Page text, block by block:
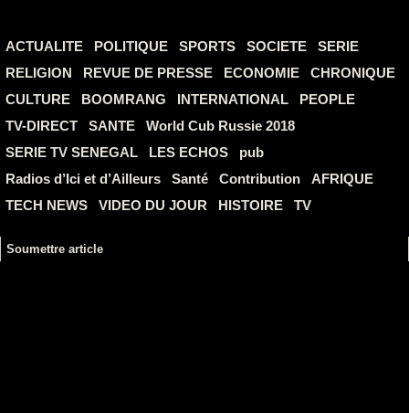
ACTUALITE POLITIQUE SPORTS SOCIETE
SERIE
RELIGION
REVUE DE PRESSE ECONOMIE
CHRONIQUE
CULTURE
BOOMRANG INTERNATIONAL
PEOPLE
TV-DIRECT
SANTE
World Cub Russie 2018
SERIE TV SENEGAL
LES ECHOS
pub
Radios d’Ici et d’Ailleurs
Santé Contribution
AFRIQUE
TECH NEWS
VIDEO DU JOUR HISTOIRE TV
Soumettre article